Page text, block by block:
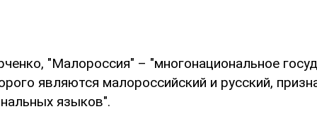
"Малороссия" – "многонациональное
являются малороссийский и русский,
языков".